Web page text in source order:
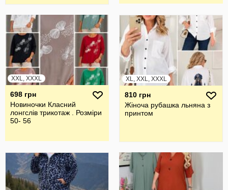
XXL, XXXL
698 грн
Новиночки Класний
лонгслів трикотаж . Розміри
50- 56
XL, XXL, XXXL
810 грн
Жiноча рубашка льняна з
принтом